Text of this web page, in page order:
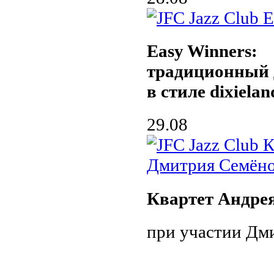
Easy Winners:
традиционный
в стиле
29.08
Квартет
при участии